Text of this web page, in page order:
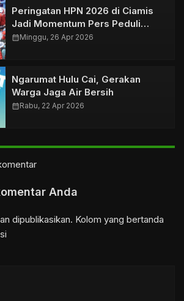
Peringatan HPN 2026 di Ciamis
Jadi Momentum Pers Peduli
Lingkungan
calendar_monthMinggu, 26 Apr 2026
Ngarumat Hulu Cai, Gerakan
Warga Jaga Air Bersih
calendar_monthRabu, 22 Apr 2026
Anda
dipublikasikan. Kolom yang bertanda